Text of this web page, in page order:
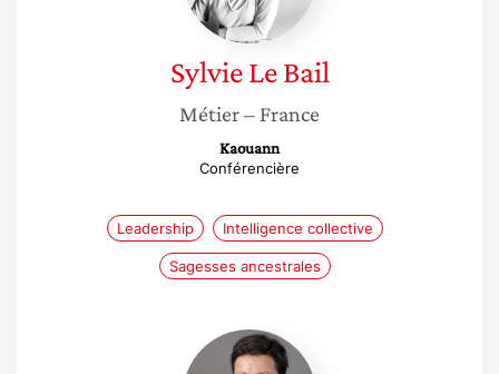
Sylvie Le Bail
Métier– France
Kaouann
Conférencière
Leadership Intelligence collective
Sagesses ancestrales
Audrey
Chapot